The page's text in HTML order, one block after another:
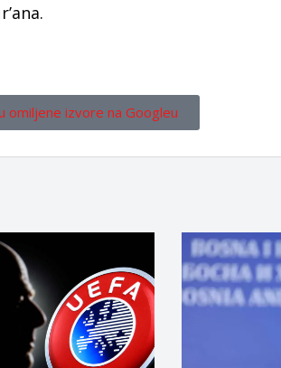
omiljene izvore na Googleu